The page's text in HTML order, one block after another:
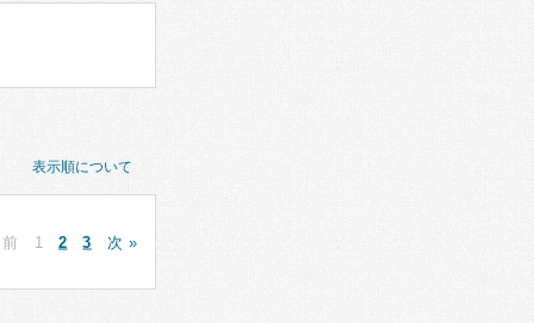
表示順について
1 2 3 次 »